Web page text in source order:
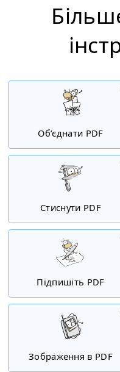
Об’єднати PDF
Стиснути PDF
Підпишіть PDF
Зображення в PDF